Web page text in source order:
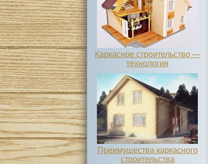
Каркасное строительство —
технология
Преимущества каркасного
строительства